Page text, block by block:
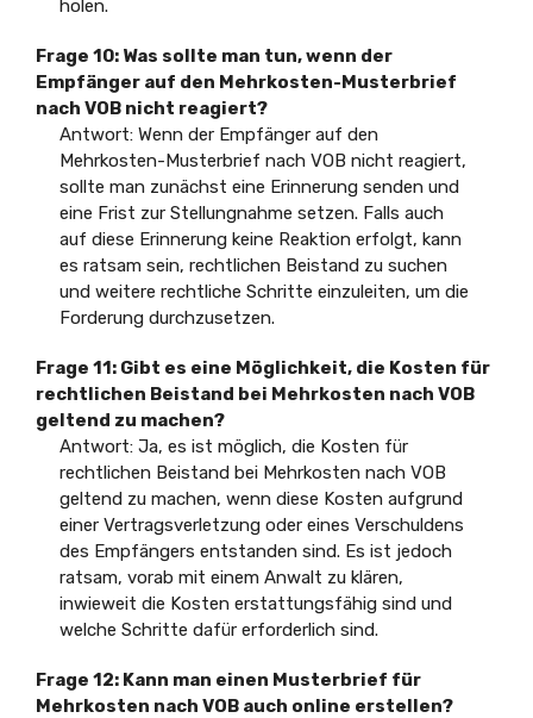
holen.
Frage 10: Was sollte man tun, wenn der
Empfänger auf den Mehrkosten-Musterbrief
nach VOB nicht reagiert?
Antwort: Wenn der Empfänger auf den
Mehrkosten-Musterbrief nach VOB nicht reagiert,
sollte man zunächst eine Erinnerung senden und
eine Frist zur Stellungnahme setzen. Falls auch
auf diese Erinnerung keine Reaktion erfolgt, kann
es ratsam sein, rechtlichen Beistand zu suchen
und weitere rechtliche Schritte einzuleiten, um die
Forderung durchzusetzen.
Frage 11: Gibt es eine Möglichkeit, die Kosten für
rechtlichen Beistand bei Mehrkosten nach VOB
geltend zu machen?
Antwort: Ja, es ist möglich, die Kosten für
rechtlichen Beistand bei Mehrkosten nach VOB
geltend zu machen, wenn diese Kosten aufgrund
einer Vertragsverletzung oder eines Verschuldens
des Empfängers entstanden sind. Es ist jedoch
ratsam, vorab mit einem Anwalt zu klären,
inwieweit die Kosten erstattungsfähig sind und
welche Schritte dafür erforderlich sind.
Frage 12: Kann man einen Musterbrief für
Mehrkosten nach VOB auch online erstellen?